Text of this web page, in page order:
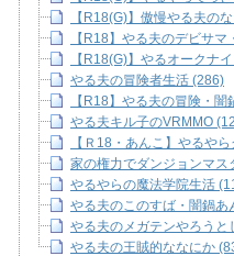
【R18(G)】傲慢やる夫の
【R18】やる夫のデビサマ
【R18(G)】やるオークナ
やる夫の冒険者生活 (286)
【R18】やる夫の冒険・闇
やる夫キル子のVRMMO
【Ｒ18・あんこ】やるや
家の権力でダンジョンマス
やるやらの魔法学院生活
やる夫のこのすば・闇鍋あ
やる夫のメガテンやろう
やる夫の王賊的ななにか